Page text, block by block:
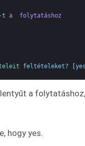
t a folytatáshoz
feltételeket?
a
hogy yes.